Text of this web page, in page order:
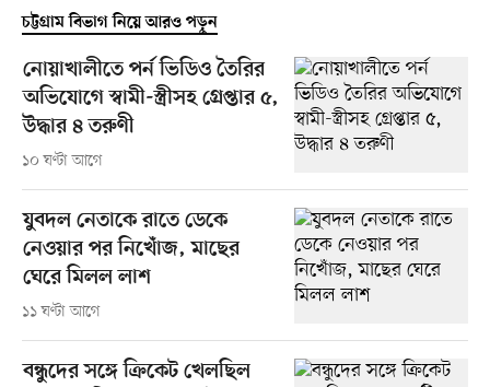
চট্টগ্রাম বিভাগ নিয়ে আরও পড়ুন
নোয়াখালীতে পর্ন ভিডিও তৈরির
অভিযোগে স্বামী-স্ত্রীসহ গ্রেপ্তার ৫,
উদ্ধার ৪ তরুণী
১০ ঘণ্টা আগে
যুবদল নেতাকে রাতে ডেকে
নেওয়ার পর নিখোঁজ, মাছের
ঘেরে মিলল লাশ
১১ ঘণ্টা আগে
বন্ধুদের সঙ্গে ক্রিকেট খেলছিল